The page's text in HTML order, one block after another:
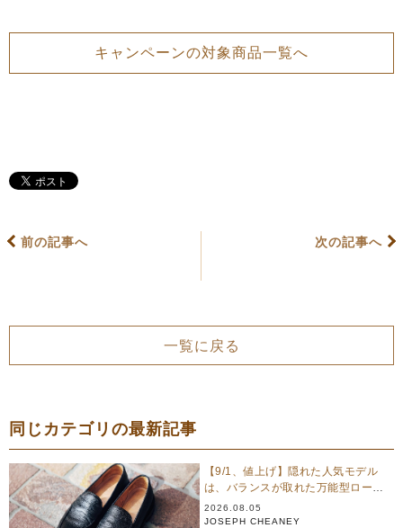
キャンペーンの対象商品一覧へ
前の記事へ 次の記事へ
一覧に戻る
同じカテゴリの最新記事
【9/1、値上げ】隠れた人気モデル
は、バランスが取れた万能型ローフ
ァー｜ジョセフ チーニー
2026.08.05
JOSEPH CHEANEY